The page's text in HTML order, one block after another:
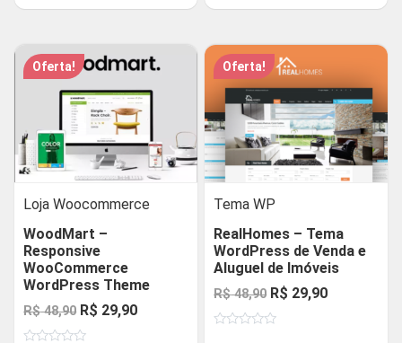
de
original
R$ 59,99.
atual
R$ 29,90.
Oferta!
Loja Woocommerce
WoodMart –
Responsive
WooCommerce
WordPress Theme
R$48,90 O
preço
R$ 29,90O
Oferta!
Tema WP
RealHomes – Tema
WordPress de Venda e
Aluguel de Imóveis
R$48,90 O
preço
R$ 29,90O